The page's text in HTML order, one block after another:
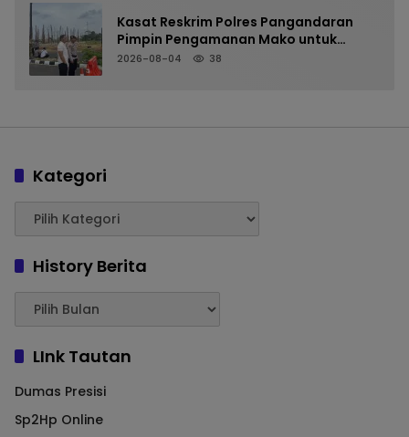
Kasat Reskrim Polres Pangandaran
Pimpin Pengamanan Mako untuk
Perkuat Kesiapsiagaan Personel
2026-08-04 38
Kategori
History Berita
LInk Tautan
Dumas Presisi
Sp2Hp Online